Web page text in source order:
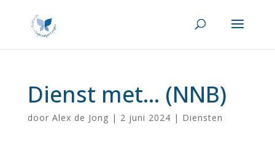
Dienst met… (NNB)
door Alex de Jong | 2 juni 2024 | Diensten